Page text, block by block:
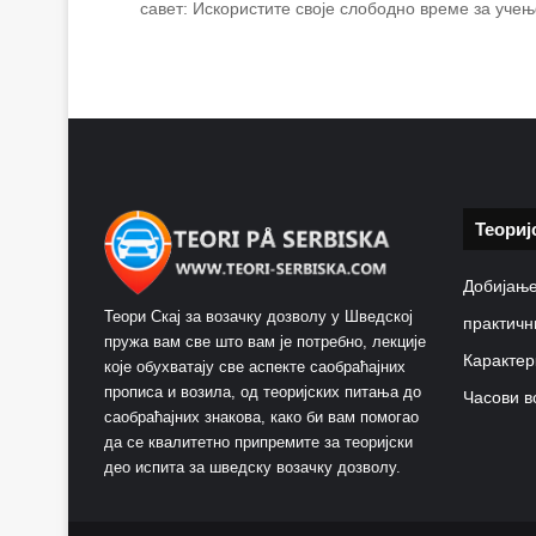
савет: Искористите своје слободно време за
Теори Скај за возачку дозволу у Шведској
пружа вам све што вам је потребно, лекције
које обухватају све аспекте саобраћајних
прописа и возила, од теоријских питања до
саобраћајних знакова, како би вам помогао
да се квалитетно припремите за теоријски
део испита за шведску возачку дозволу.
Часови